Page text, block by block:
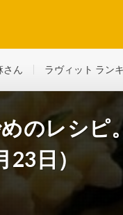
さん ラヴィット ラン
のレシピ
23日）